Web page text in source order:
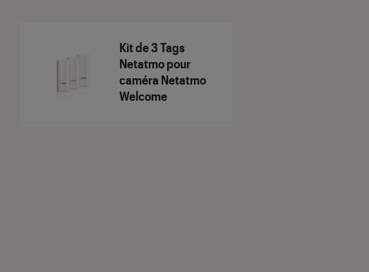
Kit de 3 Tags
Netatmo pour
caméra Netatmo
Welcome